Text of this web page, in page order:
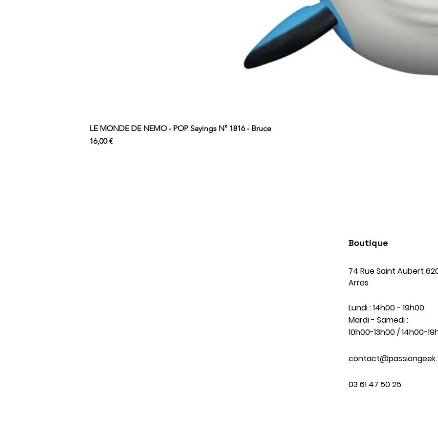
LE MONDE DE NEMO - POP Sayings N° 1816 - Bruce
Prix
16,00 €
Boutique
74 Rue Saint Aubert
Arras
Lundi : 14h00 - 19h00
Mardi - Samedi :
10h00-13h00 / 14h00-
03 61 47 50 25